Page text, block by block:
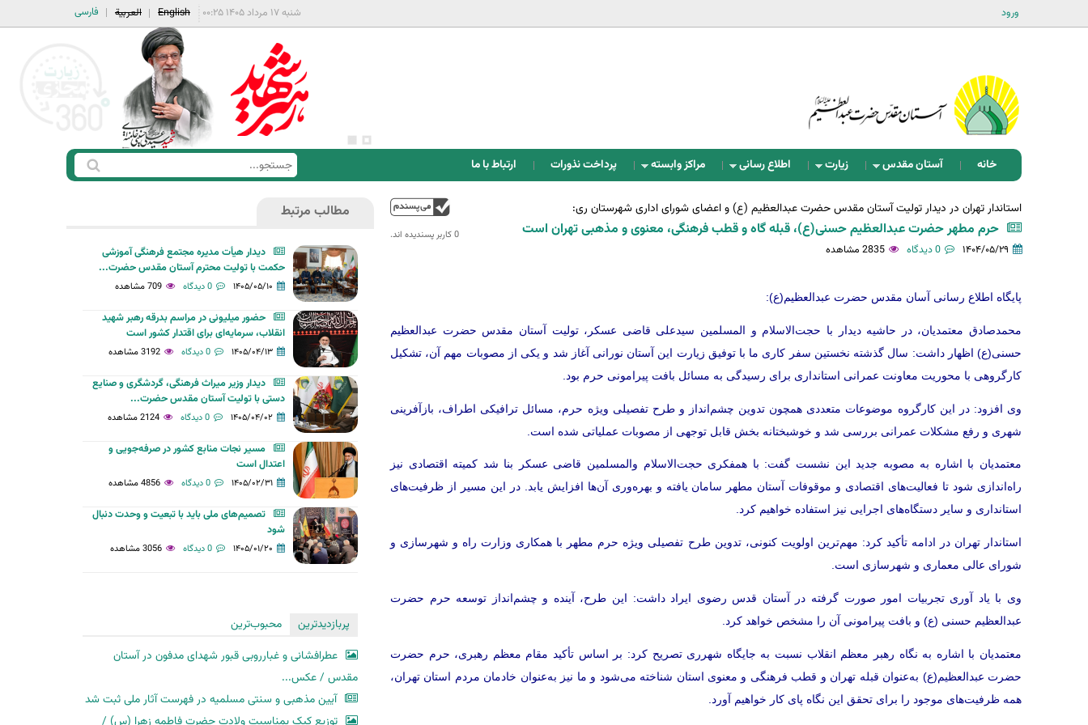
ورود فارسی العربية English شنبه ۱۷ مرداد ۱۴۰۵ ۰۰:۲۵
خانه آستان مقدس زیارت اطلاع رسانی مراکز وابسته پرداخت نذورات ارتباط با ما
ف
ر
ج
س
ج
س
ت
0 کاربر پسندیده اند.‎
استاندار تهران در دیدار تولیت آستان مقدس حضرت عبدالعظیم (ع) و اعضای شورای اداری شهرستان ری:
حرم مطهر حضرت عبدالعظیم حسنی(ع)، قبله گاه و قطب فرهنگی، معنوی و مذهبی تهران است
۱۴۰۴/۰۵/۲۹ 0 دیدگاه 2835 مشاهده
پایگاه اطلاع رسانی آسان مقدس حضرت عبدالعظیم(ع):
محمدصادق معتمدیان، در حاشیه دیدار با حجت‌الاسلام و المسلمین سیدعلی قاضی عسکر، تولیت آستان مقدس حضرت عبدالعظیم
حسنی(ع) اظهار داشت: سال گذشته نخستین سفر کاری ما با توفیق زیارت این آستان نورانی آغاز شد و یکی از مصوبات مهم آن، تشکیل
کارگروهی با محوریت معاونت عمرانی استانداری برای رسیدگی به مسائل بافت پیرامونی حرم بود.
وی افزود: در این کارگروه موضوعات متعددی همچون تدوین چشم‌انداز و طرح تفصیلی ویژه حرم، مسائل ترافیکی اطراف، بازآفرینی
شهری و رفع مشکلات عمرانی بررسی شد و خوشبختانه بخش قابل توجهی از مصوبات عملیاتی شده است.
معتمدیان با اشاره به مصوبه جدید این نشست گفت: با همفکری حجت‌الاسلام والمسلمین قاضی عسکر بنا شد کمیته اقتصادی نیز
راه‌اندازی شود تا فعالیت‌های اقتصادی و موقوفات آستان مطهر سامان یافته و بهره‌وری آن‌ها افزایش یابد. در این مسیر از ظرفیت‌های
استانداری و سایر دستگاه‌های اجرایی نیز استفاده خواهیم کرد.
استاندار تهران در ادامه تأکید کرد: مهم‌ترین اولویت کنونی، تدوین طرح تفصیلی ویژه حرم مطهر با همکاری وزارت راه و شهرسازی و
شورای عالی معماری و شهرسازی است.
وی با یاد آوری تجربیات امور صورت گرفته در آستان قدس رضوی ایراد داشت: این طرح، آینده و چشم‌انداز توسعه حرم حضرت
عبدالعظیم حسنی (ع) و بافت پیرامونی آن را مشخص خواهد کرد.
معتمدیان با اشاره به نگاه رهبر معظم انقلاب نسبت به جایگاه شهرری تصریح کرد: بر اساس تأکید مقام معظم رهبری، حرم حضرت
حضرت عبدالعظیم(ع) به‌عنوان قبله تهران و قطب فرهنگی و معنوی استان شناخته می‌شود و ما نیز به‌عنوان خادمان مردم استان تهران،
همه ظرفیت‌های موجود را برای تحقق این نگاه پای کار خواهیم آورد.
مطالب مرتبط
دیدار هیأت مدیره مجتمع فرهنگی آموزشی
حکمت با تولیت محترم آستان مقدس حضرت...
۱۴۰۵/۰۵/۱۰ 0 دیدگاه 709 مشاهده
حضور میلیونی در مراسم بدرقه رهبر شهید
انقلاب، سرمایه‌ای برای اقتدار کشور است
۱۴۰۵/۰۴/۱۳ 0 دیدگاه 3192 مشاهده
دیدار وزیر میراث فرهنگی، گردشگری و صنایع
دستی با تولیت آستان مقدس حضرت...
۱۴۰۵/۰۴/۰۲ 0 دیدگاه 2124 مشاهده
مسیر نجات منابع کشور در صرفه‌جویی و
اعتدال است
۱۴۰۵/۰۲/۳۱ 0 دیدگاه 4856 مشاهده
تصمیم‌های ملی باید با تبعیت و وحدت دنبال
شود
۱۴۰۵/۰۱/۲۰ 0 دیدگاه 3056 مشاهده
پربازدیدترین
محبوب‌ترین
عطرافشانی و غبارروبی قبور شهدای مدفون در آستان
مقدس / عکس...
آیین مذهبی و سنتی مسلمیه در فهرست آثار ملی ثبت شد
توزیع کیک بمناسبت ولادت حضرت فاطمه زهرا (س) /